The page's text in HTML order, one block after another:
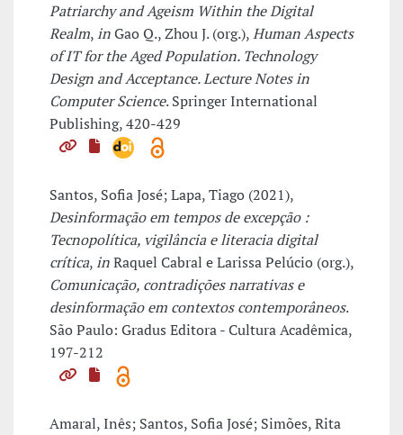
Patriarchy and Ageism Within the Digital
Realm,inGao Q., Zhou J. (org.),Human Aspects
of IT for the Aged Population. Technology
Design and Acceptance. Lecture Notes in
Computer Science. Springer International
Publishing, 420-429
Santos, Sofia José; Lapa, Tiago (2021),
Desinformação em tempos de excepção :
Tecnopolítica, vigilância e literacia digital
crítica,inRaquel Cabral e Larissa Pelúcio (org.),
Comunicação, contradições narrativas e
desinformação em contextos contemporâneos.
São Paulo: Gradus Editora - Cultura Acadêmica,
197-212
Amaral, Inês; Santos, Sofia José; Simões, Rita